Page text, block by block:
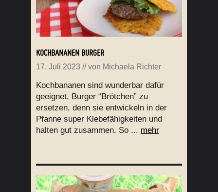
KOCHBANANEN BURGER
17. Juli 2023 // von Michaela Richter
Kochbananen sind wunderbar dafür
geeignet, Burger “Brötchen” zu
ersetzen, denn sie entwickeln in der
Pfanne super Klebefähigkeiten und
halten gut zusammen. So ... mehr